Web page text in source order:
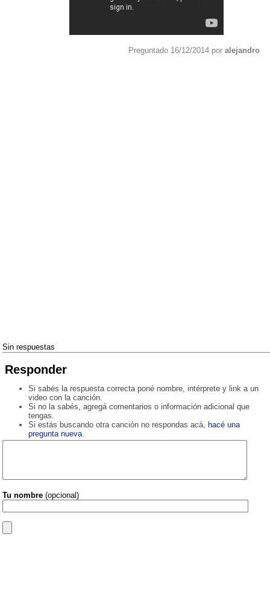
Preguntado 16/12/2014 por alejandro
Sin respuestas
Responder
Si sabés la respuesta correcta poné nombre, intérprete y link a un
video con la canción.
Si no la sabés, agregá comentarios o información adicional que
tengas.
Si estás buscando otra canción no respondas acá, hacé una
pregunta nueva.
Tu nombre (opcional)